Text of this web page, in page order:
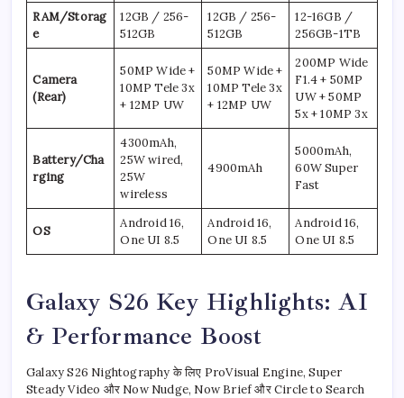
RAM/Storag
e
12GB / 256-
512GB
12GB / 256-
512GB
12-16GB /
256GB-1TB
Camera
(Rear)
50MP Wide +
10MP Tele 3x
+ 12MP UW
50MP Wide +
10MP Tele 3x
+ 12MP UW
200MP Wide
F1.4 + 50MP
UW + 50MP
5x + 10MP 3x
Battery/Cha
rging
4300mAh,
25W wired,
25W
wireless
4900mAh
5000mAh,
60W Super
Fast
OS
Android 16,
One UI 8.5
Android 16,
One UI 8.5
Android 16,
One UI 8.5
Galaxy S26 Key Highlights: AI
& Performance Boost
Galaxy S26 Nightography के लिए ProVisual Engine, Super
Steady Video और Now Nudge, Now Brief और Circle to Search